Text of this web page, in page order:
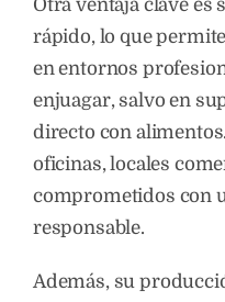
Otra ventaja clave es
rápido, lo que
en entornos
enjuagar, salvo en
directo con
oficinas, locales
comprometidos con
responsable.
Además, su